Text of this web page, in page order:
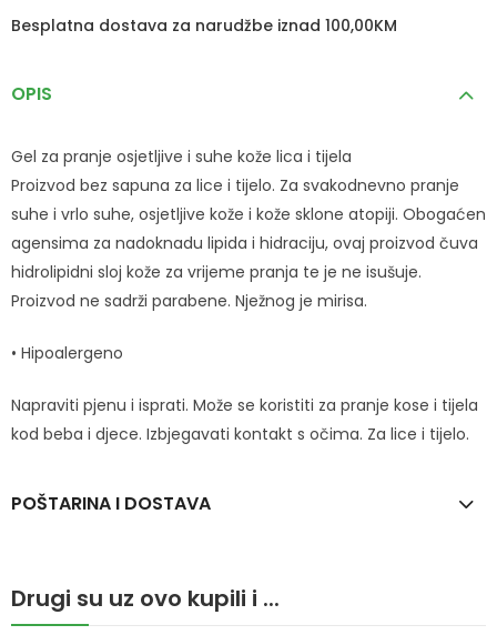
Besplatna dostava za narudžbe iznad 100,00KM
OPIS
Gel za pranje osjetljive i suhe kože lica i tijela
Proizvod bez sapuna za lice i tijelo. Za svakodnevno pranje
suhe i vrlo suhe, osjetljive kože i kože sklone atopiji. Obogaćen
agensima za nadoknadu lipida i hidraciju, ovaj proizvod čuva
hidrolipidni sloj kože za vrijeme pranja te je ne isušuje.
Proizvod ne sadrži parabene. Nježnog je mirisa.
• Hipoalergeno
Napraviti pjenu i isprati. Može se koristiti za pranje kose i tijela
kod beba i djece. Izbjegavati kontakt s očima. Za lice i tijelo.
POŠTARINA I DOSTAVA
Drugi su uz ovo kupili i ...